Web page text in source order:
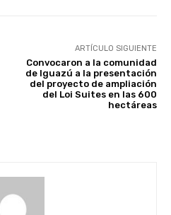
ARTÍCULO SIGUIENTE
Convocaron a la comunidad
de Iguazú a la presentación
del proyecto de ampliación
del Loi Suites en las 600
hectáreas